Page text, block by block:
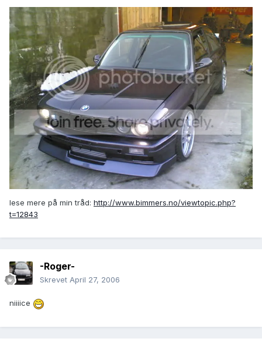
lese mere på min tråd: http://www.bimmers.no/viewtopic.php?
t=12843
-Roger-
Skrevet April 27, 2006
niiiice